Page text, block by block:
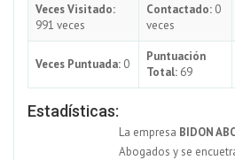
Veces Visitado:
991 veces
Contactado: 0
veces
Veces Puntuada: 0
Puntuación
Total: 69
Estadísticas:
La empresa BIDON
Abogados y se